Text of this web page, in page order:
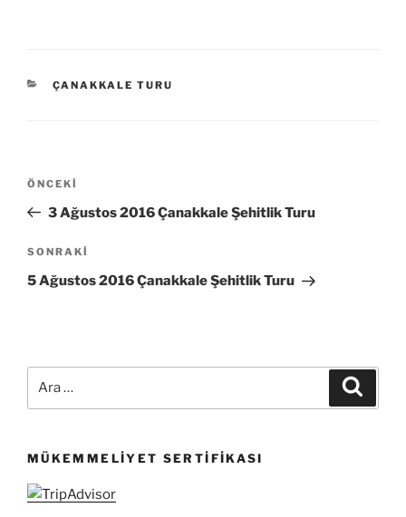
KATEGORILER
ÇANAKKALE TURU
Yazı
Önceki
Yazı
ÖNCEKI
3 Ağustos 2016 Çanakkale Şehitlik Turu
Sonraki
Yazı
SONRAKI
5 Ağustos 2016 Çanakkale Şehitlik Turu
MÜKEMMELIYET SERTIFIKASI